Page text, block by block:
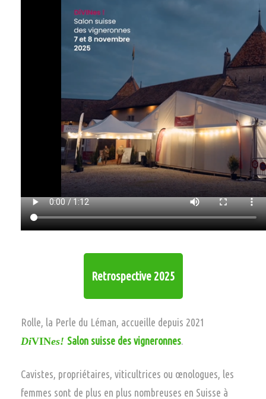
Retrospective 2025
Rolle, la Perle du Léman, accueille depuis 2021
DiVINes! Salon suisse des vigneronnes
Cavistes, propriétaires, viticultrices ou œnologues, les
femmes sont de plus en plus nombreuses en Suisse à